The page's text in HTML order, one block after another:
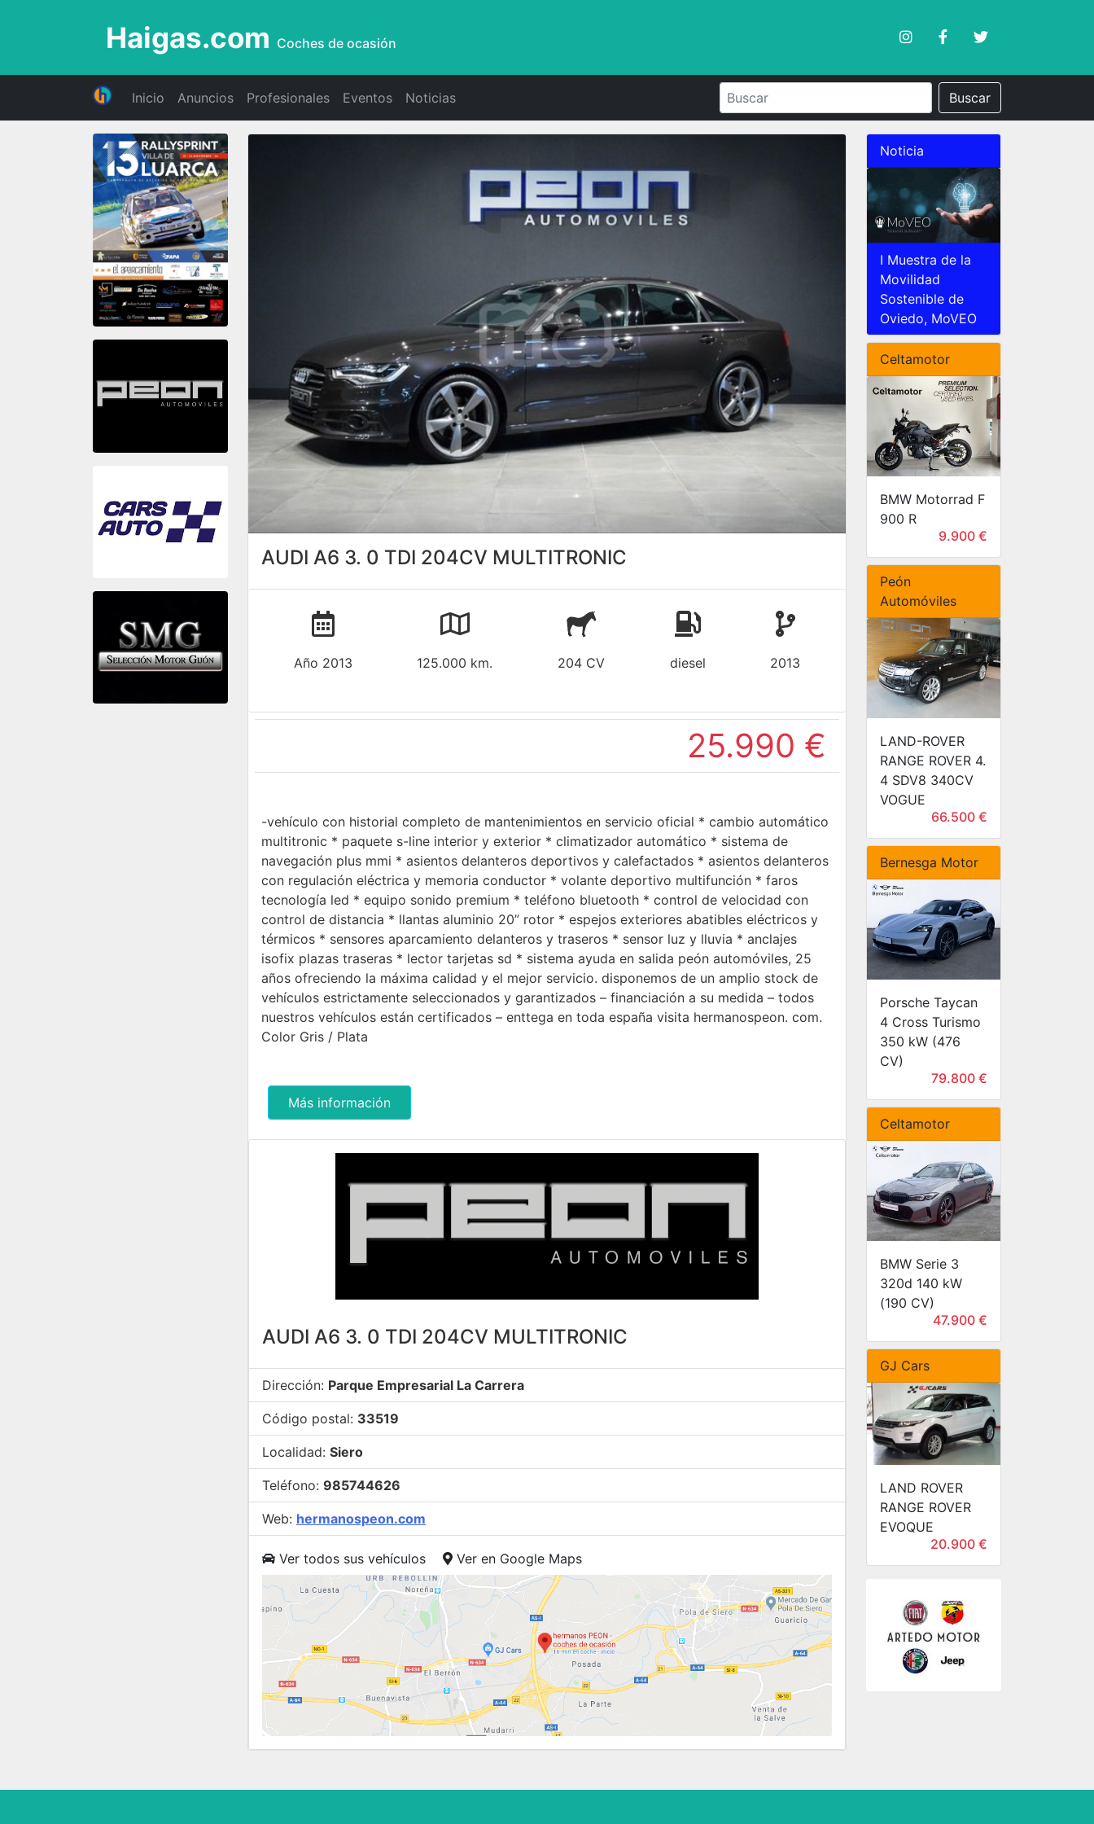
Haigas.com Coches de ocasión
Inicio Anuncios Profesionales Eventos Noticias Buscar
AUDI A6 3. 0 TDI 204CV MULTITRONIC
Año 2013 125.000 km. 204 CV diesel 2013
25.990 €
-vehículo con historial completo de mantenimientos en servicio oficial * cambio automático
multitronic * paquete s-line interior y exterior * climatizador automático * sistema de
navegación plus mmi * asientos delanteros deportivos y calefactados * asientos delanteros
con regulación eléctrica y memoria conductor * volante deportivo multifunción * faros
tecnología led * equipo sonido premium * teléfono bluetooth * control de velocidad con
control de distancia * llantas aluminio 20” rotor * espejos exteriores abatibles eléctricos y
térmicos * sensores aparcamiento delanteros y traseros * sensor luz y lluvia * anclajes
isofix plazas traseras * lector tarjetas sd * sistema ayuda en salida peón automóviles, 25
años ofreciendo la máxima calidad y el mejor servicio. disponemos de un amplio stock de
vehículos estrictamente seleccionados y garantizados – financiación a su medida – todos
nuestros vehículos están certificados – enttega en toda españa visita hermanospeon. com.
Color Gris / Plata
Más información
AUDI A6 3. 0 TDI 204CV MULTITRONIC
Dirección: Parque Empresarial La Carrera
Código postal: 33519
Localidad: Siero
Teléfono: 985744626
Web: hermanospeon.com
Ver todos sus vehículos Ver en Google Maps
Noticia
I Muestra de la
Movilidad
Sostenible de
Oviedo, MoVEO
Celtamotor
BMW Motorrad F
900 R
9.900 €
Peón
Automóviles
LAND-ROVER
RANGE ROVER 4.
4 SDV8 340CV
VOGUE
66.500 €
Bernesga Motor
Porsche Taycan
4 Cross Turismo
350 kW (476
CV)
79.800 €
Celtamotor
BMW Serie 3
320d 140 kW
(190 CV)
47.900 €
GJ Cars
LAND ROVER
RANGE ROVER
EVOQUE
20.900 €